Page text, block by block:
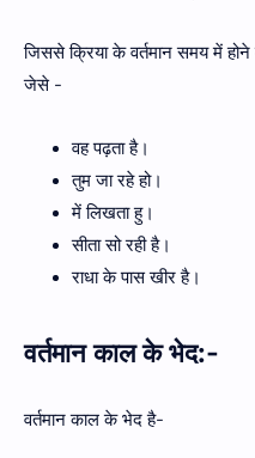
जिससे क्रिया के वर्तमान समय में होने
जेसे -
वह पढ़ता है।
तुम जा रहे हो।
में लिखता हु।
सीता सो रही है।
राधा के पास खीर है।
वर्तमान काल के भेद:-
वर्तमान काल के भेद है-